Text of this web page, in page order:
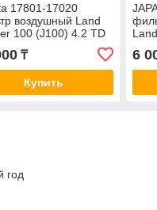
17801-17020
воздушный Land
100 (J100) 4.2 TD
₸
Купить
6
год